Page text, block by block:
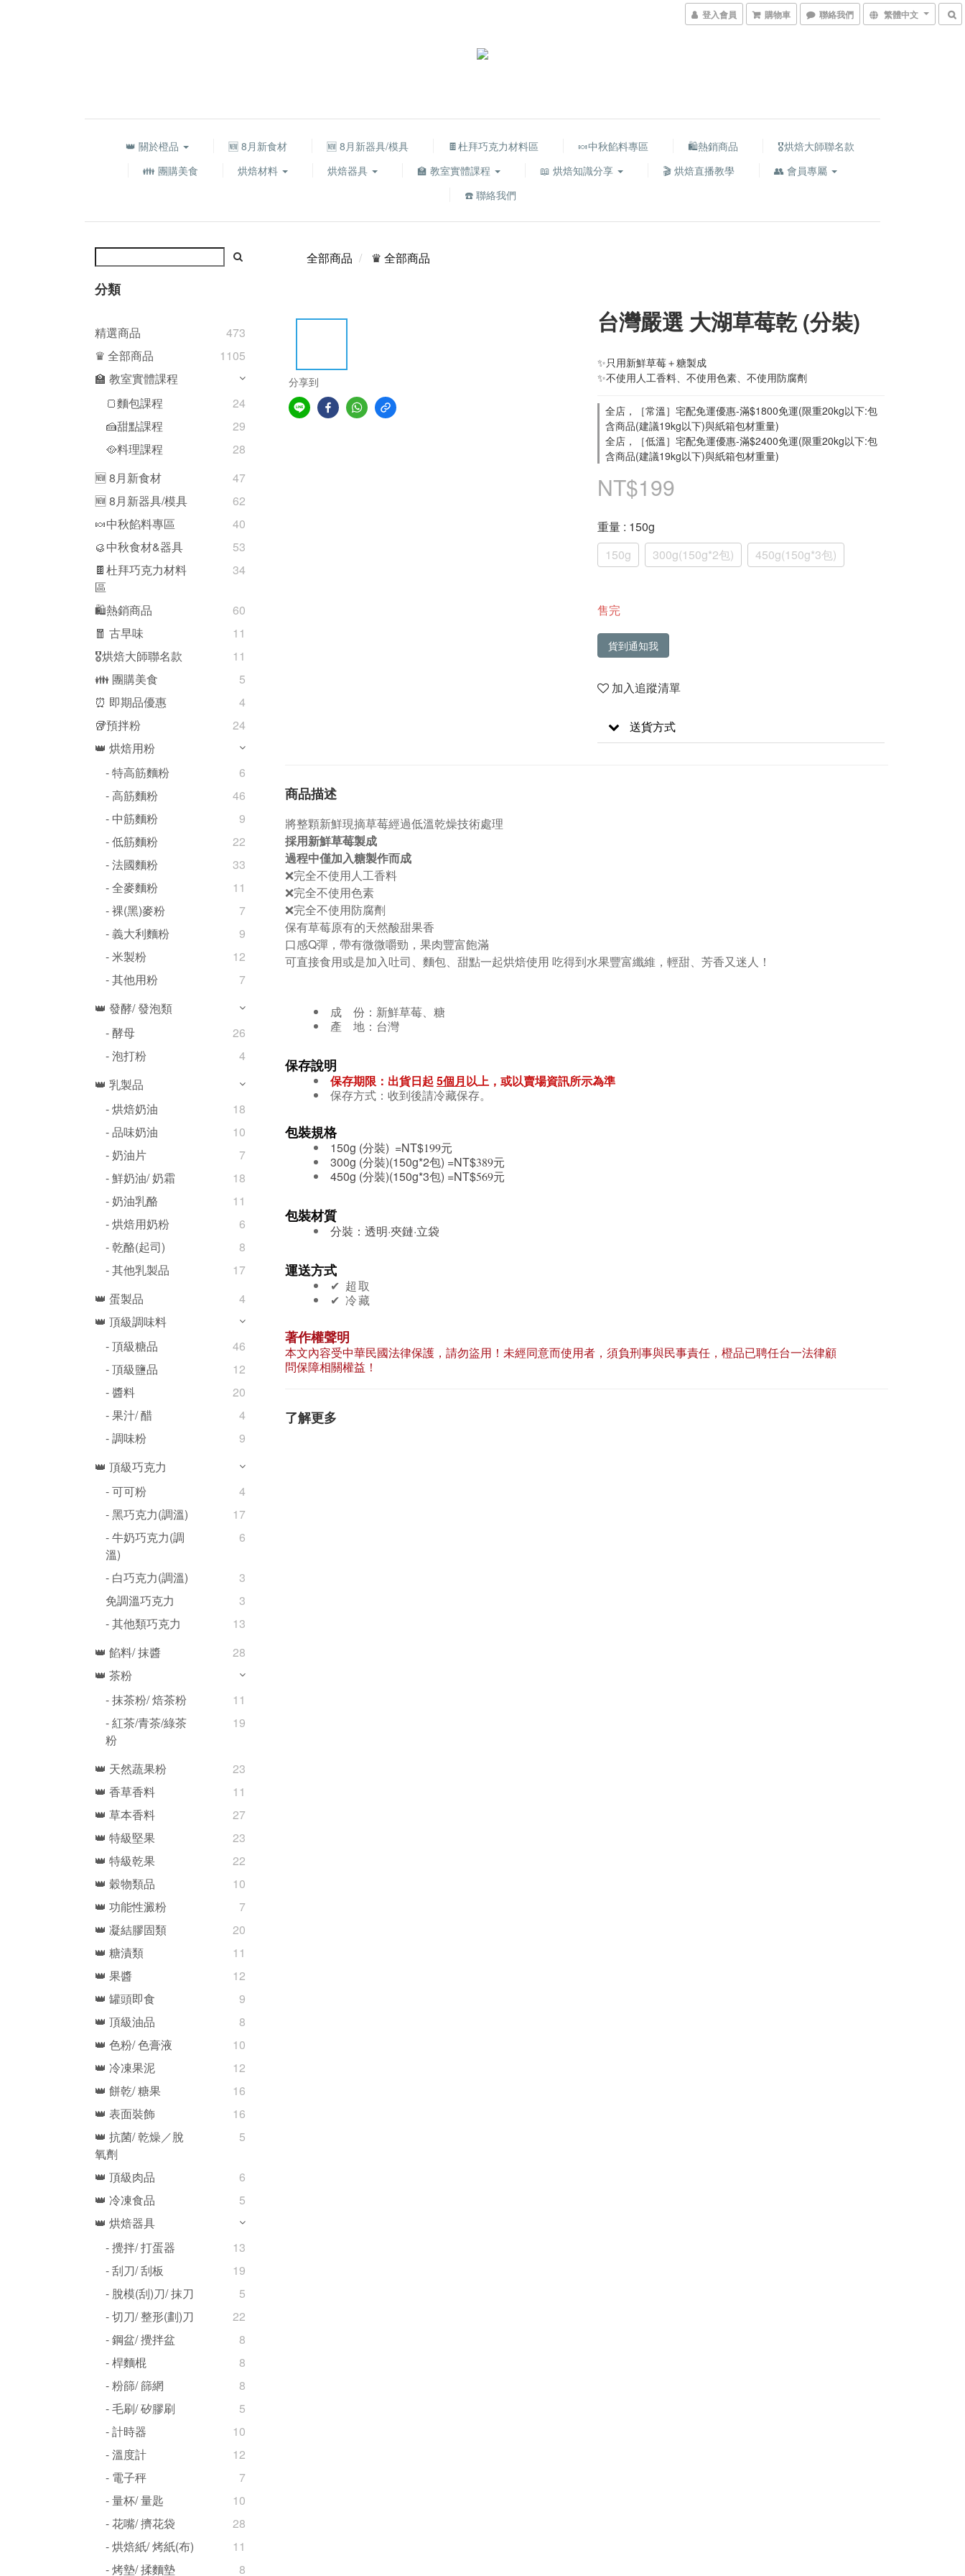
登入會員 購物車 聯絡我們 繁體中文
👑 關於橙品 🆕 8月新食材 🆕 8月新器具/模具 🍫杜拜巧克力材料區 🍬中秋餡料專區 🛍熱銷商品
🎖️烘焙大師聯名款
👪 團購美食
烘焙材料 烘焙器具 🏫 教室實體課程 📖 烘焙知識分享 🎬 烘焙直播教學
👥 會員專屬
☎️ 聯絡我們
分類
精選商品
473
♛ 全部商品
1105
🏫 教室實體課程
🍞麵包課程
24
🍰甜點課程
29
🥘料理課程
28
🆕 8月新食材
47
🆕 8月新器具/模具
62
🍬中秋餡料專區
40
🥮中秋食材&器具
53
🍫杜拜巧克力材料
區
34
🛍熱銷商品
60
🧧 古早味
11
🎖️烘焙大師聯名款
11
👪 團購美食
5
⏰ 即期品優惠
4
🥡預拌粉
24
👑 烘焙用粉
- 特高筋麵粉
6
- 高筋麵粉
46
- 中筋麵粉
9
- 低筋麵粉
22
- 法國麵粉
33
- 全麥麵粉
11
- 裸(黑)麥粉
7
- 義大利麵粉
9
- 米製粉
12
- 其他用粉
7
👑 發酵/ 發泡類
- 酵母
26
- 泡打粉
4
👑 乳製品
- 烘焙奶油
18
- 品味奶油
10
- 奶油片
7
- 鮮奶油/ 奶霜
18
- 奶油乳酪
11
- 烘焙用奶粉
6
- 乾酪(起司)
8
- 其他乳製品
17
👑 蛋製品
4
👑 頂級調味料
- 頂級糖品
46
- 頂級鹽品
12
- 醬料
20
- 果汁/ 醋
4
- 調味粉
9
👑 頂級巧克力
- 可可粉
4
- 黑巧克力(調溫)
17
- 牛奶巧克力(調
溫)
6
- 白巧克力(調溫)
3
免調溫巧克力
3
- 其他類巧克力
13
👑 餡料/ 抹醬
28
👑 茶粉
- 抹茶粉/ 焙茶粉
11
- 紅茶/青茶/綠茶
粉
19
👑 天然蔬果粉
23
👑 香草香料
11
👑 草本香料
27
👑 特級堅果
23
👑 特級乾果
22
👑 穀物類品
10
👑 功能性澱粉
7
👑 凝結膠固類
20
👑 糖漬類
11
👑 果醬
12
👑 罐頭即食
9
👑 頂級油品
8
👑 色粉/ 色膏液
10
👑 冷凍果泥
12
👑 餅乾/ 糖果
16
👑 表面裝飾
16
👑 抗菌/ 乾燥／脫
氧劑
5
👑 頂級肉品
6
👑 冷凍食品
5
👑 烘焙器具
- 攪拌/ 打蛋器
13
- 刮刀/ 刮板
19
- 脫模(刮)刀/ 抹刀
5
- 切刀/ 整形(劃)刀
22
- 鋼盆/ 攪拌盆
8
- 桿麵棍
8
- 粉篩/ 篩網
8
- 毛刷/ 矽膠刷
5
- 計時器
10
- 溫度計
12
- 電子秤
7
- 量杯/ 量匙
10
- 花嘴/ 擠花袋
28
- 烘焙紙/ 烤紙(布)
11
- 烤墊/ 揉麵墊
8
全部商品 ♛ 全部商品
分享到
台灣嚴選 大湖草莓乾 (分裝)
✨只用新鮮草莓＋糖製成
✨不使用人工香料、不使用色素、不使用防腐劑
全店，［常溫］宅配免運優惠-滿$1800免運(限重20kg以下:包
含商品(建議19kg以下)與紙箱包材重量)
全店，［低溫］宅配免運優惠-滿$2400免運(限重20kg以下:包
含商品(建議19kg以下)與紙箱包材重量)
NT$199
重量 : 150g
150g
300g(150g*2包) 450g(150g*3包)
售完
貨到通知我
加入追蹤清單
送貨方式
商品描述
將整顆新鮮現摘草莓經過低溫乾燥技術處理
採用新鮮草莓製成
過程中僅加入糖製作而成
❌完全不使用人工香料
❌完全不使用色素
❌完全不使用防腐劑
保有草莓原有的天然酸甜果香
口感Q彈，帶有微微嚼勁，果肉豐富飽滿
可直接食用或是加入吐司、麵包、甜點一起烘焙使用 吃得到水果豐富纖維，輕甜、芳香又迷人！
成 份：新鮮草莓、糖
產 地：台灣
保存說明
保存期限：出貨日起 5個月以上，或以賣場資訊所示為準
保存方式：收到後請冷藏保存。
包裝規格
150g (分裝) =NT$199元
300g (分裝)(150g*2包) =NT$389元
450g (分裝)(150g*3包) =NT$569元
包裝材質
分裝：透明·夾鏈·立袋
運送方式
✔︎ 超取
✔︎ 冷藏
著作權聲明
本文內容受中華民國法律保護，請勿盜用！未經同意而使用者，須負刑事與民事責任，橙品已聘任台一法律顧
問保障相關權益！
了解更多